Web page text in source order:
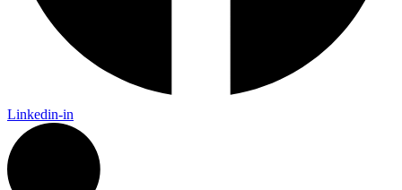
Linkedin-in